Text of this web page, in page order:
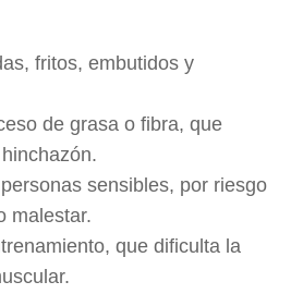
fritos, embutidos y
de grasa o fibra, que
sensibles, por riesgo
malestar.
que dificulta la